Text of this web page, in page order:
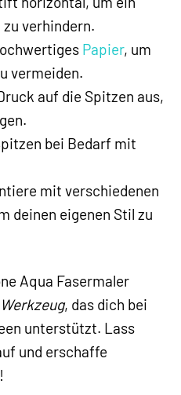
verhindern.
Papier, um
vermeiden.
auf die Spitzen aus,
bei Bedarf mit
mit verschiedenen
deinen eigenen Stil zu
Aqua Fasermaler
, das dich bei
unterstützt. Lass
und erschaffe